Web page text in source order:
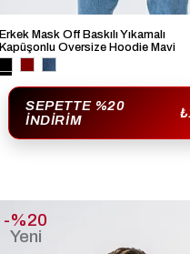
Erkek Mask Off Baskılı Yıkamalı
Kapüşonlu Oversize Hoodie Mavi
SEPETTE %20
İNDIRIM
%20
Yeni